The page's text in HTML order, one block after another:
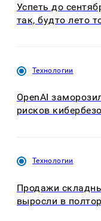
Успеть до
так, будто лето
Технологии
OpenAI
рисков
Технологии
Продажи
выросли в